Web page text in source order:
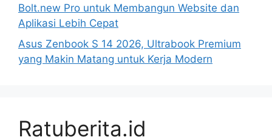
Bolt.new Pro untuk Membangun Website dan
Aplikasi Lebih Cepat
Asus Zenbook S 14 2026, Ultrabook Premium
yang Makin Matang untuk Kerja Modern
Ratuberita.id